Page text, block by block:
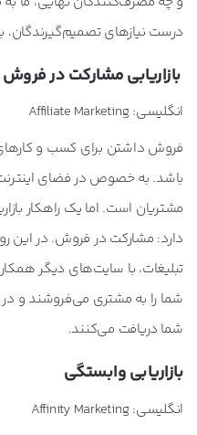
درست نیازهای تصمیم‌گیرندگان،
بازاریابی مشارکت در فروش
انگلیسی: Affiliate Marketing
فروش داشتن برای کسب و
باشد. به خصوص در فضای
مشتریان است. اما یک راهکار
دارد: مشارکت در فروش. در این
تبلیغات، با سایت‌های دیگر
شما را به مشتری می‌فروشند و
شما دریافت می‌کنند.
بازاریابی وابستگی
انگلیسی: Affinity Marketing